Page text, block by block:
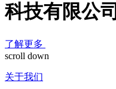
科技有限公司
了解更多
scroll down
关于我们